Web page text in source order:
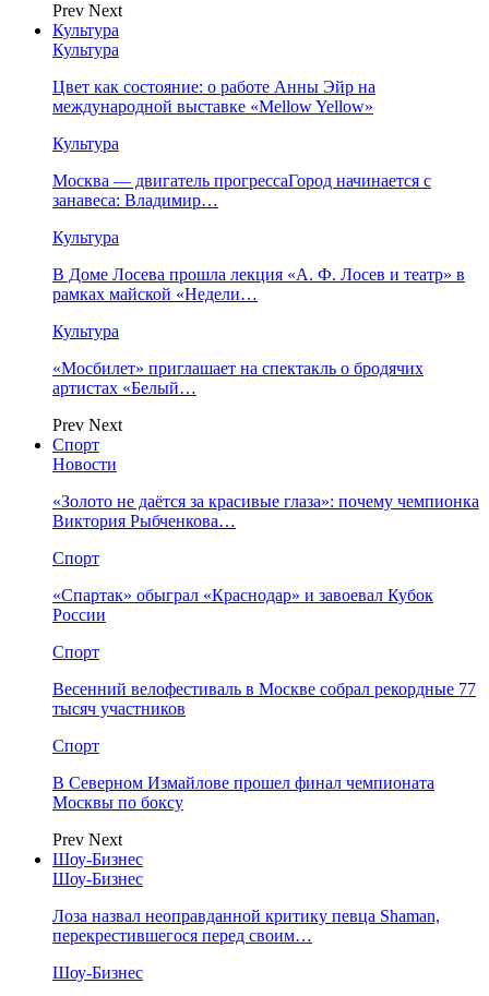
Prev Next
Культура
Культура
Цвет как состояние: о работе Анны Эйр на
международной выставке «Mellow Yellow»
Культура
Москва — двигатель прогрессаГород начинается с
занавеса: Владимир…
Культура
В Доме Лосева прошла лекция «А. Ф. Лосев и театр» в
рамках майской «Недели…
Культура
«Мосбилет» приглашает на спектакль о бродячих
артистах «Белый…
Prev Next
Спорт
Новости
«Золото не даётся за красивые глаза»: почему чемпионка
Виктория Рыбченкова…
Спорт
«Спартак» обыграл «Краснодар» и завоевал Кубок
России
Спорт
Весенний велофестиваль в Москве собрал рекордные 77
тысяч участников
Спорт
В Северном Измайлове прошел финал чемпионата
Москвы по боксу
Prev Next
Шоу-Бизнес
Шоу-Бизнес
Лоза назвал неоправданной критику певца Shaman,
перекрестившегося перед своим…
Шоу-Бизнес